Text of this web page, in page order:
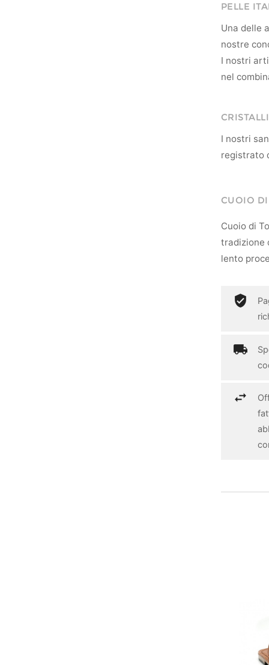
PELLE
Una delle
nostre
I nostri
nel
I nostri
registrato
CUOIO
Cuoio di
tradizione
lento